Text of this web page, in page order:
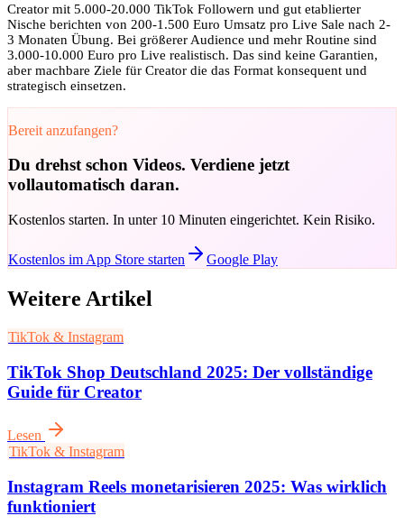
Creator mit 5.000-20.000 TikTok Followern und gut etablierter
Nische berichten von 200-1.500 Euro Umsatz pro Live Sale nach 2-
3 Monaten Übung. Bei größerer Audience und mehr Routine sind
3.000-10.000 Euro pro Live realistisch. Das sind keine Garantien,
aber machbare Ziele für Creator die das Format konsequent und
strategisch einsetzen.
Bereit anzufangen?
Du drehst schon Videos. Verdiene jetzt
vollautomatisch daran.
Kostenlos starten. In unter 10 Minuten eingerichtet. Kein Risiko.
Kostenlos im App Store starten Google Play
Weitere Artikel
TikTok & Instagram
TikTok Shop Deutschland 2025: Der vollständige
Guide für Creator
Lesen
TikTok & Instagram
Instagram Reels monetarisieren 2025: Was wirklich
funktioniert